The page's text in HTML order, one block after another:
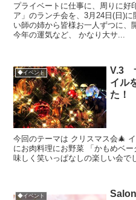
プライベートに仕事に、周りに好
ア」のランチ会を、3月24日(日)
い師の姉から皆様お一人ずつに、
今年の運気など、 かなり大サ...
◆イベント
V.3
イル
た！
今回のテーマは クリスマス会🎄
にお肉料理にお野菜 「かもめベ
味しく笑いっぱなしの楽しい会で
◆イベント